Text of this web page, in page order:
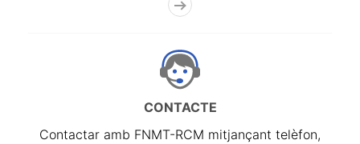
CONTACTE
Contactar amb FNMT-RCM mitjançant telèfon,